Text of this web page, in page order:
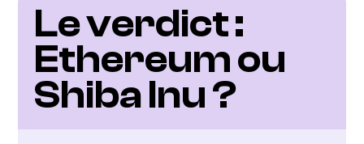
Le verdict :
Ethereum ou
Shiba Inu ?